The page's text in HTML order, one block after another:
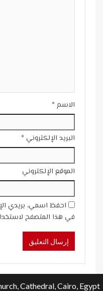
الاسم *
البريد الإلكتروني *
الموقع الإلكتروني
احفظ اسمي، بريدي
في هذا المتصفح
Cathedral, Cairo, Egypt